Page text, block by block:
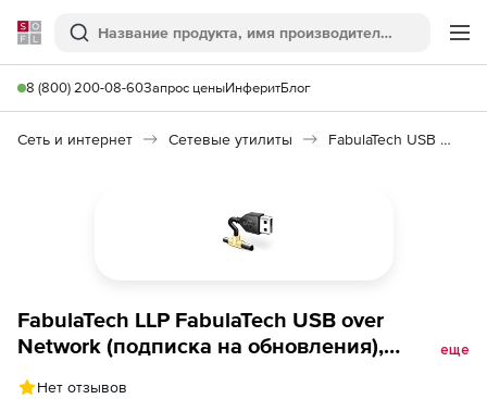
Softline
Поиск
8 (800) 200-08-60Запрос ценыИнферитБлог
Сеть и интернет Сетевые утилиты FabulaTech USB over Network
FabulaTech LLP FabulaTech USB over
Network (подписка на обновления),
еще
Нет отзывов